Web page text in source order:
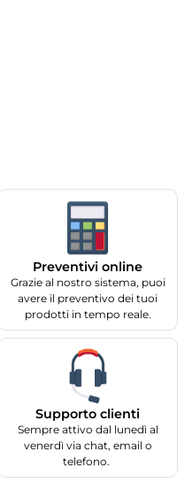
Preventivi online
Grazie al nostro sistema, puoi
avere il preventivo dei tuoi
prodotti in tempo reale.
Supporto clienti
Sempre attivo dal lunedì al
venerdì via chat, email o
telefono.